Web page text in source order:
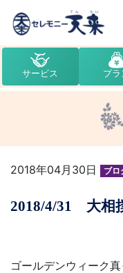
サービス プラ
2018年04月30日 ブロ
2018/4/31 大相
ゴールデンウィーク